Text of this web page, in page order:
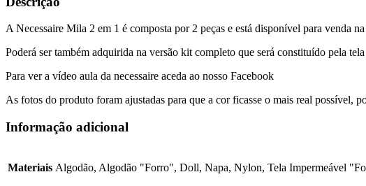
2
A Necessaire Mila 2 em 1 é composta por 2 peças e está disponível para venda
Poderá ser também adquirida na versão kit completo que será constituído pela
Para ver a vídeo aula da necessaire aceda ao nosso Facebook
As fotos do produto foram ajustadas para que a cor ficasse o mais real possível,
Informação adicional
Materiais Algodão, Algodão "Forro", Doll, Napa, Nylon, Tela Impermeável